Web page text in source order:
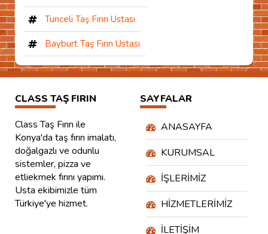
Tunceli Taş Fırın Ustası
Bayburt Taş Fırın Ustası
CLASS TAŞ FIRIN
Class Taş Fırın ile
Konya'da taş fırın imalatı,
doğalgazlı ve odunlu
sistemler, pizza ve
etliekmek fırını yapımı.
Usta ekibimizle tüm
Türkiye'ye hizmet.
SAYFALAR
ANASAYFA
KURUMSAL
İŞLERIMIZ
HIZMETLERIMIZ
İLETIŞIM